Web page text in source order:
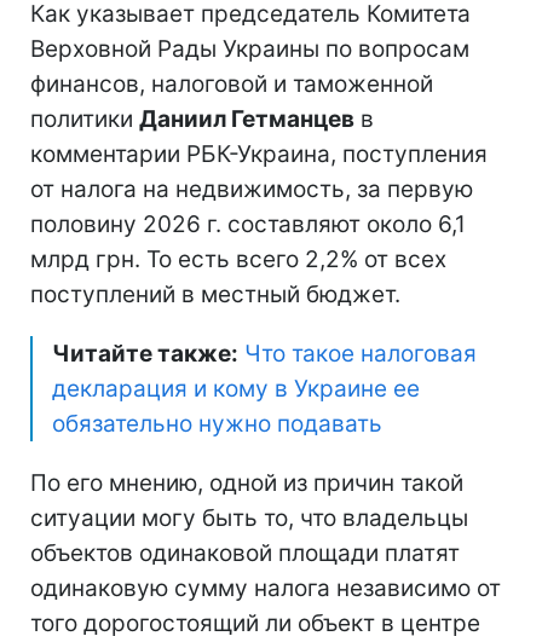
Как указывает председатель Комитета
Верховной Рады Украины по вопросам
финансов, налоговой и таможенной
политики Даниил Гетманцев в
комментарии РБК-Украина, поступления
от налога на недвижимость, за первую
половину 2026 г. составляют около 6,1
млрд грн. То есть всего 2,2% от всех
поступлений в местный бюджет.
Читайте также: Что такое налоговая
декларация и кому в Украине ее
обязательно нужно подавать
По его мнению, одной из причин такой
ситуации могу быть то, что владельцы
объектов одинаковой площади платят
одинаковую сумму налога независимо от
того дорогостоящий ли объект в центре